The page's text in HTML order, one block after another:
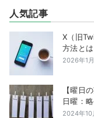
人気記事
X（旧
方法とは
2026年1
【曜日
日曜：
2024年10